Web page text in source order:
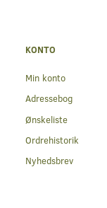
KONTO
Min konto
Adressebog
Ønskeliste
Ordrehistorik
Nyhedsbrev